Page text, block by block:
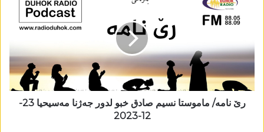
رێ نامە/ ماموستا نسیم صادق خبو لدور جەژنا مەسیحیا 23-
12-2023